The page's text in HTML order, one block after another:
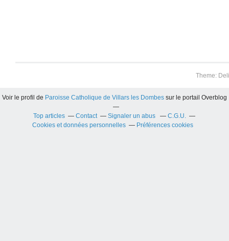
Theme:
Voir le profil de Paroisse Catholique de Villars les Dombes sur le portail Overblog
Top articles Contact Signaler un abus
C.G.U.
Cookies et données personnelles
Préférences cookies